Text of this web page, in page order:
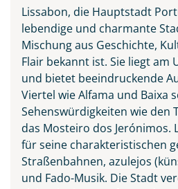
Teile diese Reise
Facebook
Instagram
Lissabon, die Hauptstadt
lebendige und charmante
Mischung aus Geschichte,
Flair bekannt ist. Sie liegt am
und bietet beeindruckende
Viertel wie Alfama und Baixa
Sehenswürdigkeiten wie den
das Mosteiro dos Jerónimos.
für seine charakteristischen
Straßenbahnen, azulejos
und Fado-Musik. Die Stadt